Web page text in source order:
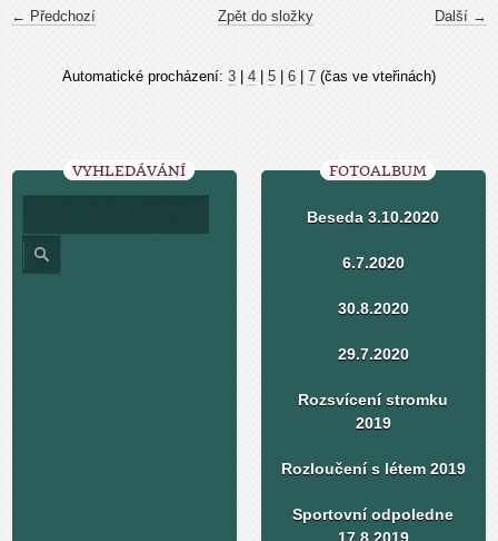
← Předchozí Další →
Zpět do složky
Automatické procházení: 3 4 5 6 7 (čas ve vteřinách)
VYHLEDÁVÁNÍ FOTOALBUM
Beseda 3.10.2020
6.7.2020
30.8.2020
29.7.2020
Rozsvícení stromku
2019
Rozloučení s létem 2019
Sportovní odpoledne